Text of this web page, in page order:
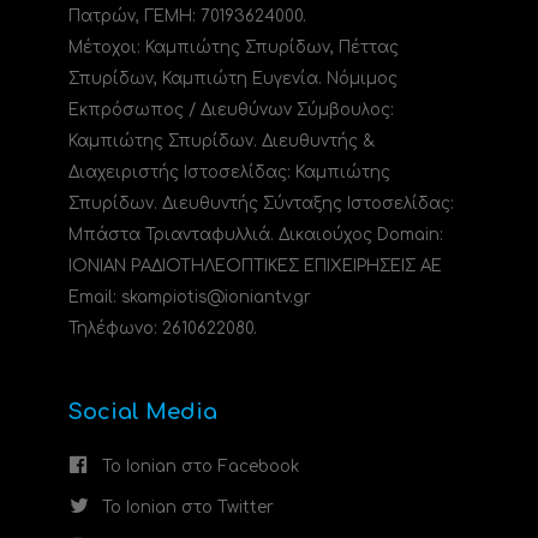
Πατρών, ΓΕΜΗ: 70193624000.
Μέτοχοι: Καμπιώτης Σπυρίδων, Πέττας
Σπυρίδων, Καμπιώτη Ευγενία. Νόμιμος
Εκπρόσωπος / Διευθύνων Σύμβουλος:
Καμπιώτης Σπυρίδων. Διευθυντής &
Διαχειριστής Ιστοσελίδας: Καμπιώτης
Σπυρίδων. Διευθυντής Σύνταξης Ιστοσελίδας:
Μπάστα Τριανταφυλλιά. Δικαιούχος Domain:
ΙΟΝΙΑΝ ΡΑΔΙΟΤΗΛΕΟΠΤΙΚΕΣ ΕΠΙΧΕΙΡΗΣΕΙΣ ΑΕ
Email: skampiotis@ioniantv.gr
Τηλέφωνο: 2610622080.
Social Media
Το Ionian στο Facebook
Το Ionian στο Twitter